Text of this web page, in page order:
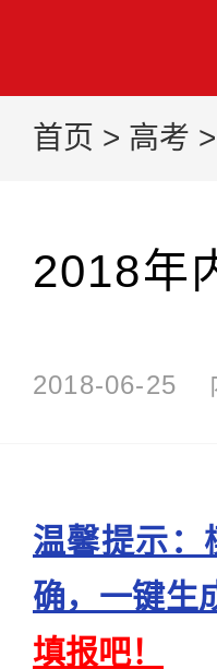
首页 > 高考 >
2018年
2018-06-25
温馨提示：
确，一键生
填报吧！